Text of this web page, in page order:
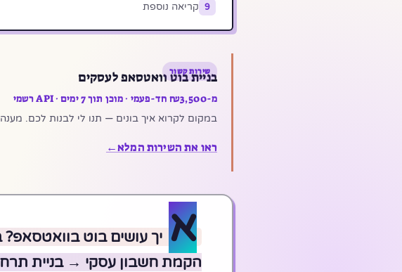
9 קריאה נוספת
שירות קשור
בניית בוט וואטסאפ לעסקים
מ-₪3,500 חד-פעמי · מוכן תוך 7 ימים · API רשמי
במקום לקרוא איך בונים — תנו לי לבנות לכם. מענה 24/7, תיאום פגישות ואיסוף לידים.
ראו את השירות המלא←
א